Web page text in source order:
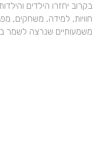
בקרוב יחזרו הילדים
חוויות, למידה, משחקים,
משמעותיים שנרצה לשמר